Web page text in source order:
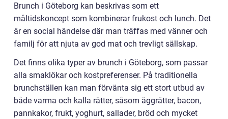
Brunch i Göteborg kan beskrivas som ett
måltidskoncept som kombinerar frukost och lunch. Det
är en social händelse där man träffas med vänner och
familj för att njuta av god mat och trevligt sällskap.
Det finns olika typer av brunch i Göteborg, som passar
alla smaklökar och kostpreferenser. På traditionella
brunchställen kan man förvänta sig ett stort utbud av
både varma och kalla rätter, såsom äggrätter, bacon,
pannkakor, frukt, yoghurt, sallader, bröd och mycket